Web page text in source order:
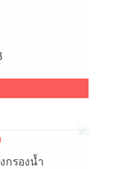
กรองน้ำ